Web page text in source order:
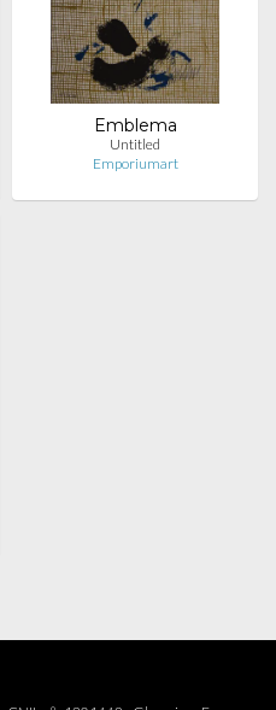
Emblema
Untitled
Emporiumart